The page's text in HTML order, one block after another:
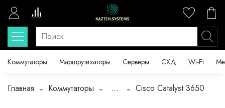
Коммутаторы Маршрутизаторы Серверы СХД Wi-Fi
Главная Коммутаторы ... Cisco Catalyst 3650